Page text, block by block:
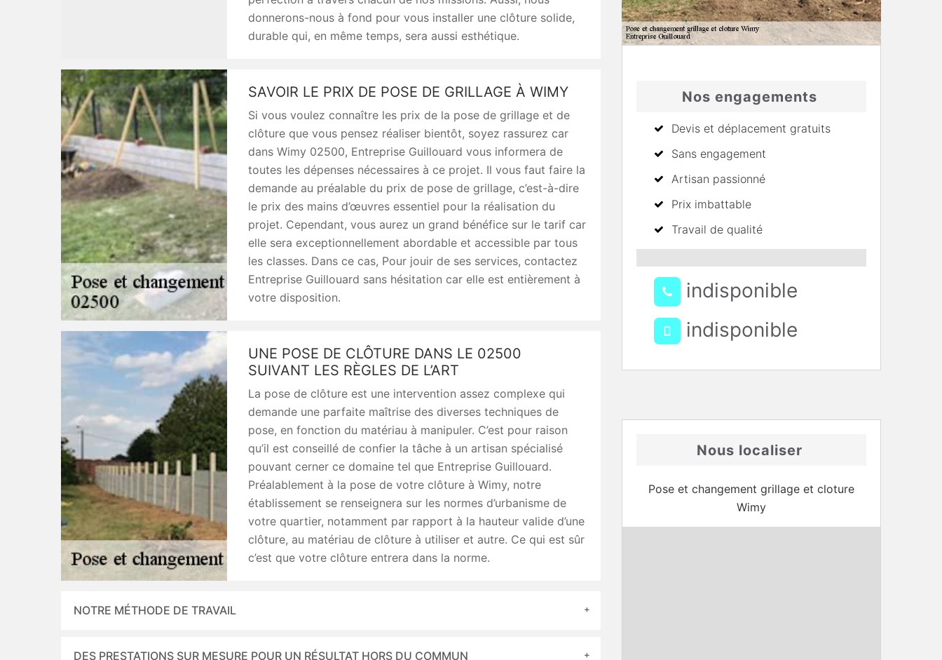
donnerons-nous à fond pour vous installer une clôture solide,
durable qui, en même temps, sera aussi esthétique.
SAVOIR LE PRIX DE POSE DE GRILLAGE À WIMY
Si vous voulez connaître les prix de la pose de grillage et de
clôture que vous pensez réaliser bientôt, soyez rassurez car
dans Wimy 02500, Entreprise Guillouard vous informera de
toutes les dépenses nécessaires à ce projet. Il vous faut faire la
demande au préalable du prix de pose de grillage, c’est-à-dire
le prix des mains d’œuvres essentiel pour la réalisation du
projet. Cependant, vous aurez un grand bénéfice sur le tarif car
elle sera exceptionnellement abordable et accessible par tous
les classes. Dans ce cas, Pour jouir de ses services, contactez
Entreprise Guillouard sans hésitation car elle est entièrement à
votre disposition.
UNE POSE DE CLÔTURE DANS LE 02500
SUIVANT LES RÈGLES DE L’ART
La pose de clôture est une intervention assez complexe qui
demande une parfaite maîtrise des diverses techniques de
pose, en fonction du matériau à manipuler. C’est pour raison
qu’il est conseillé de confier la tâche à un artisan spécialisé
pouvant cerner ce domaine tel que Entreprise Guillouard.
Préalablement à la pose de votre clôture à Wimy, notre
établissement se renseignera sur les normes d’urbanisme de
votre quartier, notamment par rapport à la hauteur valide d’une
clôture, au matériau de clôture à utiliser et autre. Ce qui est sûr
c’est que votre clôture entrera dans la norme.
NOTRE MÉTHODE DE TRAVAIL
DES PRESTATIONS SUR MESURE POUR UN RÉSULTAT HORS DU COMMUN
Nos engagements
Devis et déplacement gratuits
Sans engagement
Artisan passionné
Prix imbattable
Travail de qualité
indisponible
indisponible
Nous localiser
Pose et changement grillage et cloture
Wimy